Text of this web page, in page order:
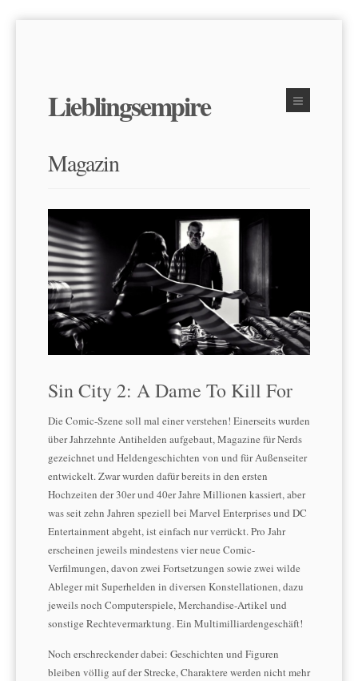
Lieblingsempire
Magazin
Sin City 2: A Dame To Kill For
Die Comic-Szene soll mal einer verstehen! Einerseits wurden
über Jahrzehnte Antihelden aufgebaut, Magazine für Nerds
gezeichnet und Heldengeschichten von und für Außenseiter
entwickelt. Zwar wurden dafür bereits in den ersten
Hochzeiten der 30er und 40er Jahre Millionen kassiert, aber
was seit zehn Jahren speziell bei Marvel Enterprises und DC
Entertainment abgeht, ist einfach nur verrückt. Pro Jahr
erscheinen jeweils mindestens vier neue Comic-
Verfilmungen, davon zwei Fortsetzungen sowie zwei wilde
Ableger mit Superhelden in diversen Konstellationen, dazu
jeweils noch Computerspiele, Merchandise-Artikel und
sonstige Rechtevermarktung. Ein Multimilliardengeschäft!
Noch erschreckender dabei: Geschichten und Figuren
bleiben völlig auf der Strecke, Charaktere werden nicht mehr